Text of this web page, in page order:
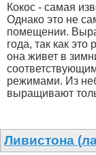
Кокос - самая
Однако это не
помещении.
года, так как
она живет в
режимами. Из
выращивают
Ливистона